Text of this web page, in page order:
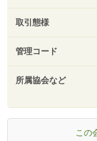
取引態様
管理コード
所属協会など
この